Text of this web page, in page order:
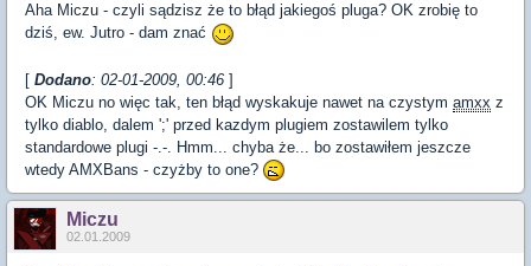
Aha Miczu - czyli sądzisz że to błąd jakiegoś pluga? OK zrobię to
dziś, ew. Jutro - dam znać
[ Dodano: 02-01-2009, 00:46 ]
OK Miczu no więc tak, ten błąd wyskakuje nawet na czystym amxx z
tylko diablo, dalem ';' przed kazdym plugiem zostawilem tylko
standardowe plugi -.-. Hmm... chyba że... bo zostawiłem jeszcze
wtedy AMXBans - czyżby to one?
Miczu
02.01.2009